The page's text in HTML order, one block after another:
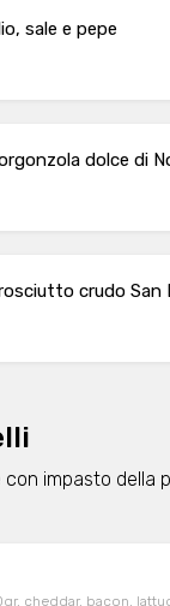
sale e pepe
dolce di
crudo San
con impasto della
cheddar, bacon,